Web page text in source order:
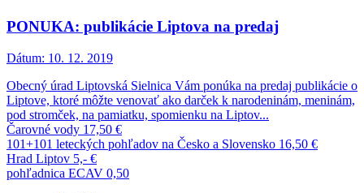
PONUKA: publikácie Liptova na predaj
Dátum: 10. 12. 2019
Obecný úrad Liptovská Sielnica Vám ponúka na predaj publikácie o
Liptove, ktoré môžte venovať ako darček k narodeninám, meninám,
pod stromček, na pamiatku, spomienku na Liptov...
Čarovné vody 17,50 €
101+101 leteckých pohľadov na Česko a Slovensko 16,50 €
Hrad Liptov 5,- €
pohľadnica ECAV 0,50